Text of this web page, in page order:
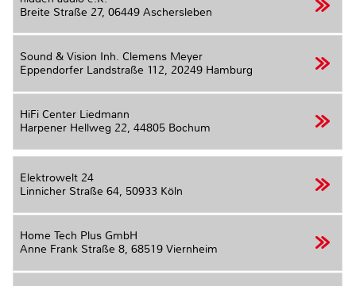
Breite Straße 27, 06449 Aschersleben
Sound & Vision Inh. Clemens Meyer
Eppendorfer Landstraße 112, 20249 Hamburg
HiFi Center Liedmann
Harpener Hellweg 22, 44805 Bochum
Elektrowelt 24
Linnicher Straße 64, 50933 Köln
Home Tech Plus GmbH
Anne Frank Straße 8, 68519 Viernheim